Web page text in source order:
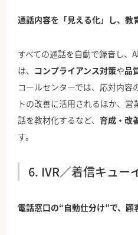
通話内容を「見える化」し、教
すべての通話を自動で録音し、
は、 コンプライアンス対策や品
コールセンターでは、応対内容
トの改善に活用されるほか、
話を教材化するなど、 育成・改
す。
6. IVR／着信キュー
電話窓口の“自動仕分け”で、顧